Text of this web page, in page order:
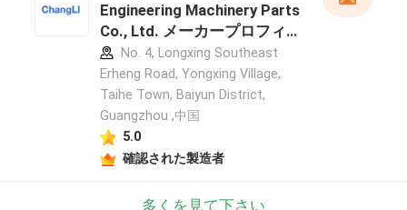
Engineering Machinery Parts
Co., Ltd. メーカープロフィ
ールNo. 4, Longxing Southeast
Erheng Road, Yongxing Village,
Taihe Town, Baiyun District,
Guangzhou ,中国
5.0
確認された製造者
多くを見て下さい